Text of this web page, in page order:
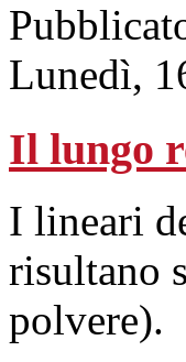
Lunedì,
Il lungo
I lineari
risultano
polvere).